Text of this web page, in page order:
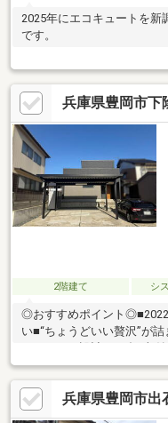
2025年にエコキュートを新
です。
兵庫県豊岡市下
2階建て シ
◎おすすめポイント◎■2022
い■“ちょうどいい贅沢”が
◎物件の周辺環境◎■五荘小
歩約12分■ミニフレッシュ
下陰店：徒歩約5分◆ホー
もご相談ください♪メール
兵庫県豊岡市出